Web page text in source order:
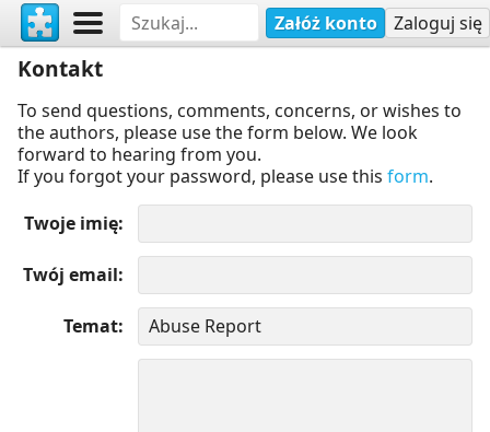
Załóż konto Zaloguj się
Kontakt
To send questions, comments, concerns, or wishes to
the authors, please use the form below. We look
forward to hearing from you.
If you forgot your password, please use this form.
Twoje imię
Twój email
Temat